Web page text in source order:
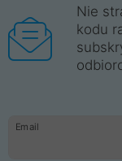
Nie
kodu
Email